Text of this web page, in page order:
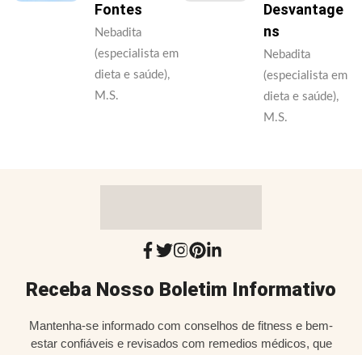
Fontes
Nebadita
(especialista em
dieta e saúde),
M.S.
Desvantage
Ns
Nebadita
(especialista em
dieta e saúde),
M.S.
Receba Nosso Boletim Informativo
Mantenha-se informado com conselhos de fitness e bem-
estar confiáveis e revisados com remedios médicos, que